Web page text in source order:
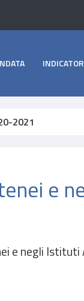
2021
e
e negli Istituti